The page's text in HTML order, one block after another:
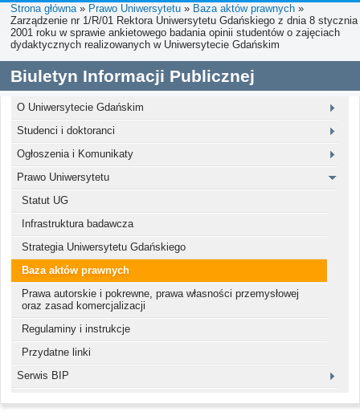
Strona główna» Prawo Uniwersytetu » Baza aktów prawnych »
Zarządzenie nr 1/R/01 Rektora Uniwersytetu Gdańskiego z dnia 8 stycznia
2001 roku w sprawie ankietowego badania opinii studentów o zajęciach
dydaktycznych realizowanych w Uniwersytecie Gdańskim
Biuletyn Informacji Publicznej
O Uniwersytecie Gdańskim
Studenci i doktoranci
Ogłoszenia i Komunikaty
Prawo Uniwersytetu
Statut UG
Infrastruktura badawcza
Strategia Uniwersytetu Gdańskiego
Baza aktów prawnych
Prawa autorskie i pokrewne, prawa własności przemysłowej
oraz zasad komercjalizacji
Regulaminy i instrukcje
Przydatne linki
Serwis BIP